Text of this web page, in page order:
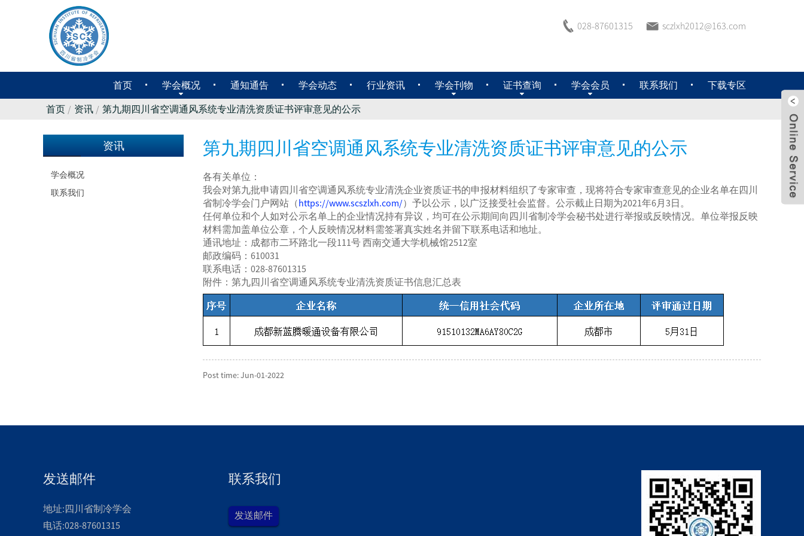
028-87601315 sczlxh2012@163.com
首页 学会概况 通知通告 学会动态 行业资讯 学会刊物 证书查询 学会会员 联系我们
下载专区
首页
资讯 第九期四川省空调通风系统专业清洗资质证书评审意见的公示
资讯
学会概况
联系我们
第九期四川省空调通风系统专业清洗资质证书评审意见的公示
各有关单位：
我会对第九批申请四川省空调通风系统专业清洗企业资质证书的申报材料组织了专家审查，现将符合专家审查意见的企业名单在四川
省制冷学会门户网站（https://www.scszlxh.com/）予以公示，以广泛接受社会监督。公示截止日期为2021年6月3日。
任何单位和个人如对公示名单上的企业情况持有异议，均可在公示期间向四川省制冷学会秘书处进行举报或反映情况。单位举报反映
材料需加盖单位公章，个人反映情况材料需签署真实姓名并留下联系电话和地址。
通讯地址：成都市二环路北一段111号 西南交通大学机械馆2512室
邮政编码：610031
联系电话：028-87601315
附件：第九四川省空调通风系统专业清洗资质证书信息汇总表
Post time: Jun-01-2022
联系我们
发送邮件
发送邮件
地址:四川省制冷学会
电话:028-87601315